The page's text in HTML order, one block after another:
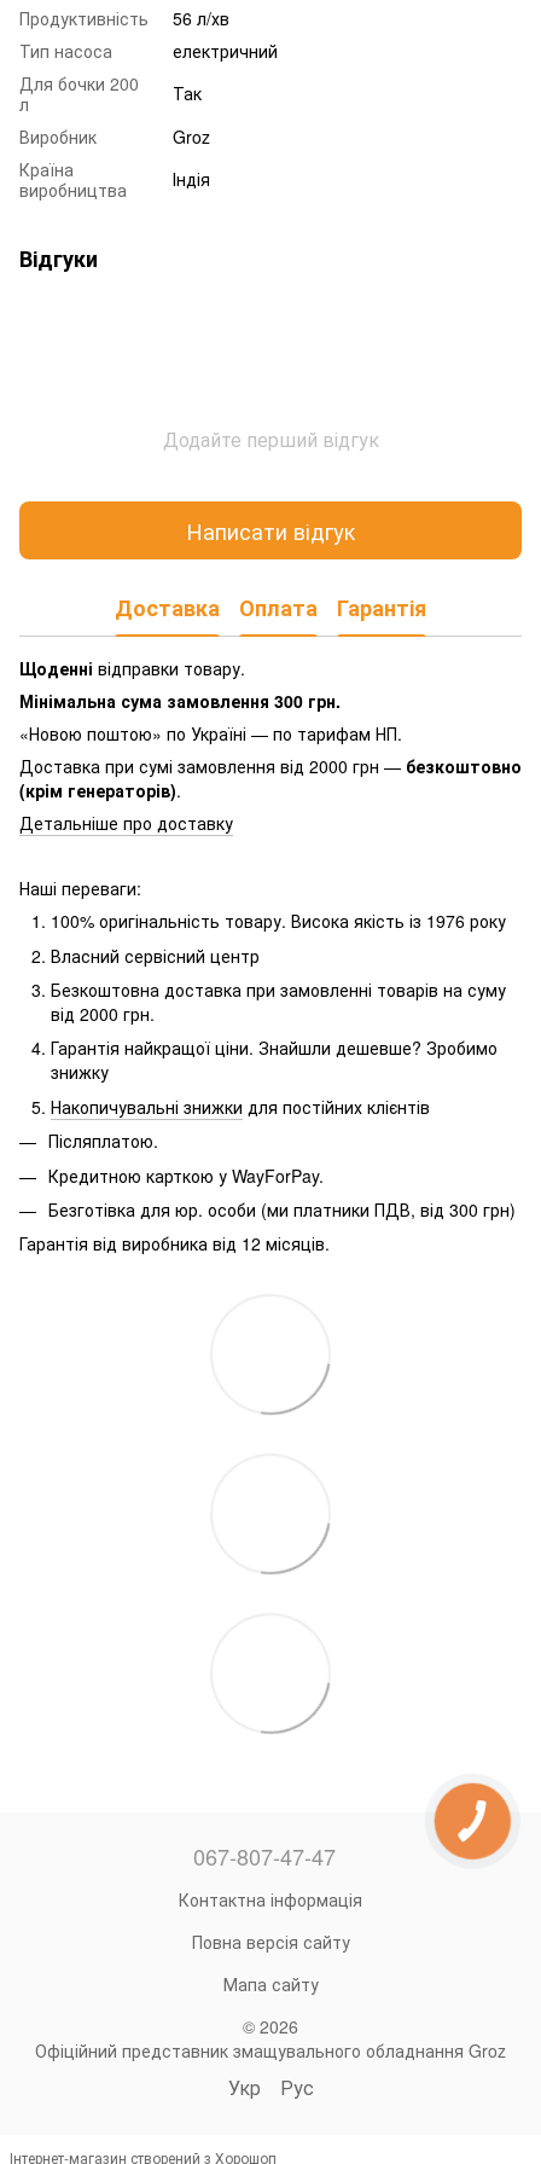
Продуктивність
56 л/хв
Тип насоса
електричний
Для бочки 200
л
Так
Виробник
Groz
Країна
виробництва
Індія
Відгуки
Додайте перший відгук
Написати відгук
Доставка Оплата Гарантія
Щоденні відправки товару.
Мінімальна сума замовлення 300 грн.
«Новою поштою» по Україні — по тарифам НП.
Доставка при сумі замовлення від 2000 грн — безкоштовно
(крім генераторів).
Детальніше про доставку
Наші переваги:
100% оригінальність товару. Висока якість із 1976 року
Власний сервісний центр
Безкоштовна доставка при замовленні товарів на суму
від 2000 грн.
Гарантія найкращої ціни. Знайшли дешевше? Зробимо
знижку
Накопичувальні знижки для постійних клієнтів
Післяплатою.
Кредитною карткою у WayForPay.
Безготівка для юр. особи (ми платники ПДВ, від 300 грн)
Гарантія від виробника від 12 місяців.
067-807-47-47
Контактна інформація
Повна версія сайту
Мапа сайту
© 2026
Офіційний представник змащувального обладнання Groz
Укр Рус
Інтернет-магазин створений з Хорошоп